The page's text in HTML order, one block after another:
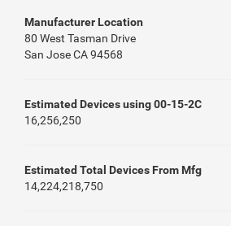
Manufacturer Location
80 West Tasman Drive
San Jose CA 94568
Estimated Devices using 00-15-2C
16,256,250
Estimated Total Devices From Mfg
14,224,218,750